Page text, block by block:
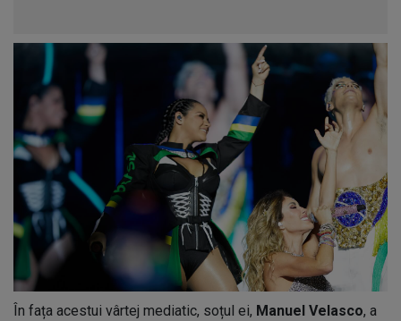
În fața acestui vârtej mediatic, soțul ei, Manuel Velasco, a